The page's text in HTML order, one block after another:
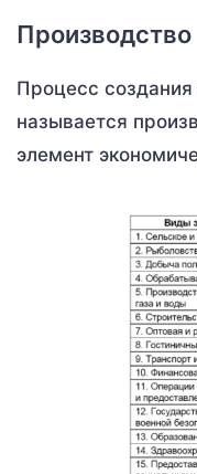
Производство
Процесс создания
называется
элемент